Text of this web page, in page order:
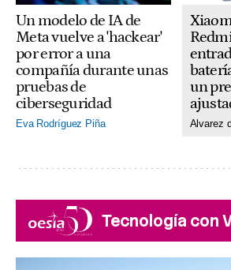
Un modelo de IA de
Meta vuelve a 'hackear'
por error a una
compañía durante unas
pruebas de
ciberseguridad
Eva Rodríguez Piña
un
Alvarez
Tecnología con